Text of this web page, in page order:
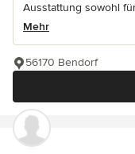
Ausstattung sowohl
Mehr
56170 Bendorf